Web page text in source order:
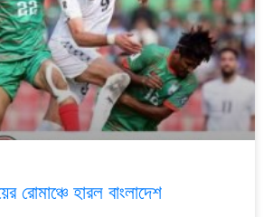
রোমাঞ্চে হারল বাংলাদেশ